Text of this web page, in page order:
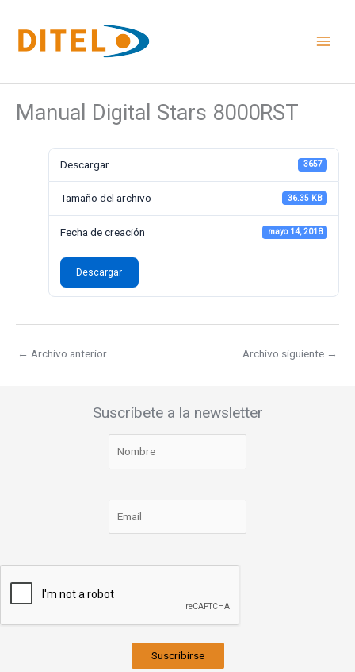
contenido
Manual Digital Stars 8000RST
Descargar 3657
Tamaño del archivo 36.35 KB
Fecha de creación mayo 14, 2018
Descargar
← Archivo anterior Archivo siguiente →
Suscríbete a la newsletter
Suscribirse